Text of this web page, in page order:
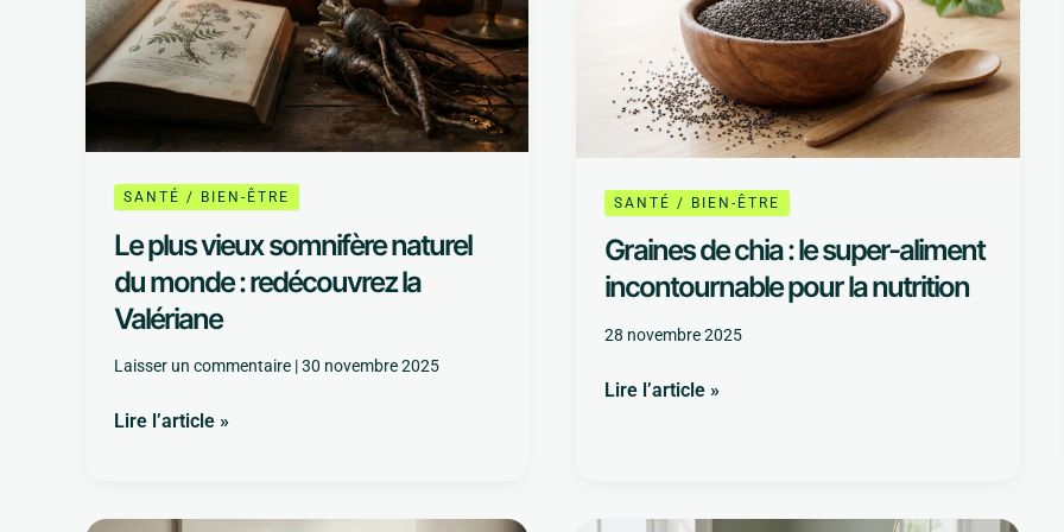
SANTÉ / BIEN-ÊTRE
Le plus vieux somnifère naturel
du monde : redécouvrez la
Valériane
Laisser un commentaire |30 novembre 2025
somnifère
naturel
du
:
la
Valériane
Lire l’article »
SANTÉ / BIEN-ÊTRE
Graines de chia : le super-aliment
incontournable pour la nutrition
28 novembre 2025
super-
aliment
incontournable
la
nutrition
Lire l’article »